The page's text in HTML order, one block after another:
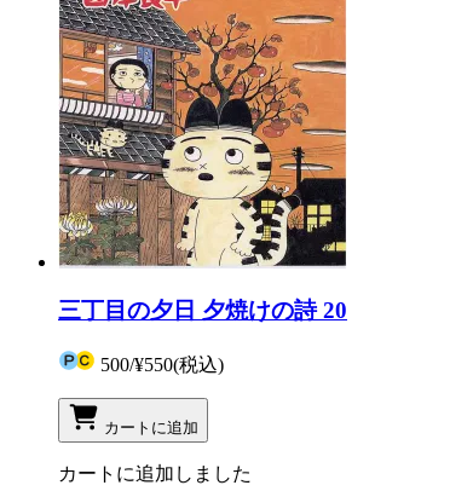
三丁目の夕日 夕焼けの詩 20
500/¥550(税込)
カートに追加
カートに追加しました